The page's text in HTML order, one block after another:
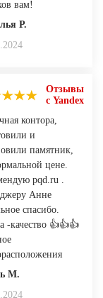
вам!
Р.
Отзывы
с Yandex
контора,
и
памятник,
цене.
pqd.ru .
Анне
спасибо.
-качество 👍👍👍
М.